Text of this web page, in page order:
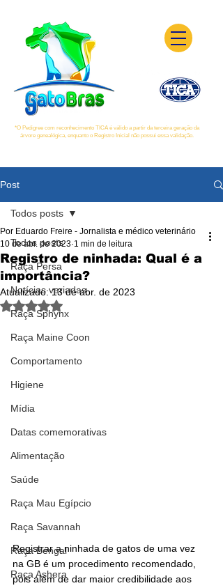
*O Pedigree com reconhecimento TICA é válido a partir da terceira geração da
árvore genealógica, enquanto o Registro Inicial não possui essa validação.
Post
Todos posts
Raça Persa
Notícias variadas
Raça Sphynx
Raça Maine Coon
Comportamento
Higiene
Mídia
Datas comemorativas
Alimentação
Saúde
Raça Mau Egípcio
Raça Savannah
Raça Bengal
Raça Ashera
Todos posts
Registro de ninhada: Qual é a
importância?
Por Eduardo Freire - Jornalista e médico veterinário
10 de abr. de 2023 1 min de leitura
Atualizado:13 de abr. de 2023
Avaliado com NaN de 5 estrelas.
Registrar a ninhada de gatos de uma vez
na GB é um procedimento recomendado,
pois além de dar maior credibilidade aos